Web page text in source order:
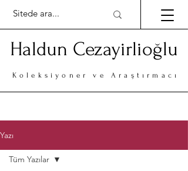
Haldun Cezayirlioğlu
Koleksiyoner ve Araştırmacı
Yazı
Tüm Yazılar